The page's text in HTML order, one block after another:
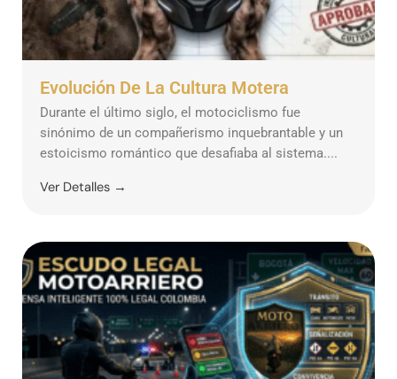
Evolución De La Cultura Motera
Durante el último siglo, el motociclismo fue
sinónimo de un compañerismo inquebrantable y un
estoicismo romántico que desafiaba al sistema....
Ver Detalles →